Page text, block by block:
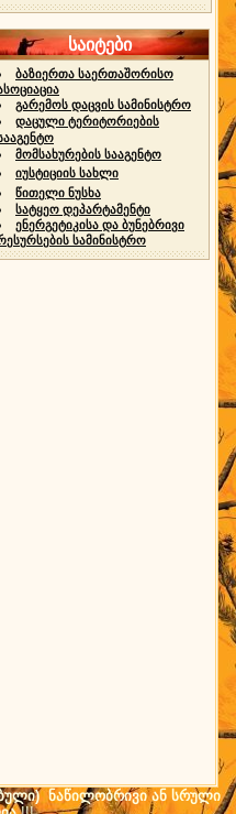
საიტები
ბაზიერთა საერთაშორისო
გარემოს დაცვის სამინისტრო
დაცული ტერიტორიების
მომსახურების სააგენტო
იუსტიციის სახლი
წითელი ნუსხა
სატყეო დეპარტამენტი
ენერგეტიკისა და ბუნებრივი
სამინისტრო
ნაწილობრივი ან სრული